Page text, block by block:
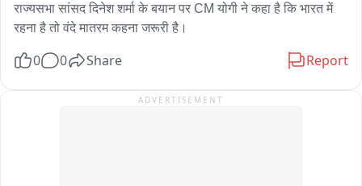
राहुल गांधी के प्रयागराज कार्यक्रम पर यूपी बीजेपी अध्यक्ष का निशाना
‘छात्रों की मांगों पर झारखंड में जाकर बात क्यों नहीं करते?’ : पंकज चौधरी
राज्यसभा सांसद दिनेश शर्मा के बयान पर CM योगी ने कहा है कि भारत में
रहना है तो वंदे मातरम कहना जरूरी है।
0 0 Share Report
ADVERTISEMENT